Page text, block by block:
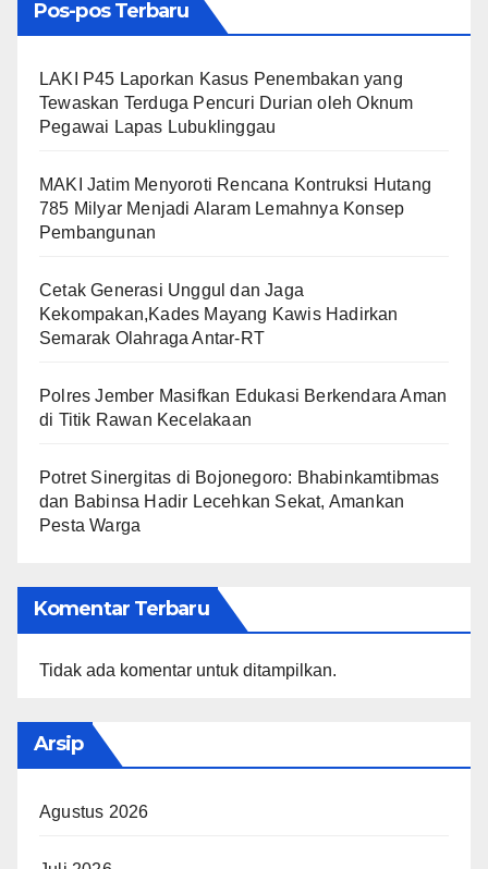
Pos-pos Terbaru
LAKI P45 Laporkan Kasus Penembakan yang
Tewaskan Terduga Pencuri Durian oleh Oknum
Pegawai Lapas Lubuklinggau
MAKI Jatim Menyoroti Rencana Kontruksi Hutang
785 Milyar Menjadi Alaram Lemahnya Konsep
Pembangunan
Cetak Generasi Unggul dan Jaga
Kekompakan,Kades Mayang Kawis Hadirkan
Semarak Olahraga Antar-RT
Polres Jember Masifkan Edukasi Berkendara Aman
di Titik Rawan Kecelakaan
​Potret Sinergitas di Bojonegoro: Bhabinkamtibmas
dan Babinsa Hadir Lecehkan Sekat, Amankan
Pesta Warga
Komentar Terbaru
Tidak ada komentar untuk ditampilkan.
Arsip
Agustus 2026